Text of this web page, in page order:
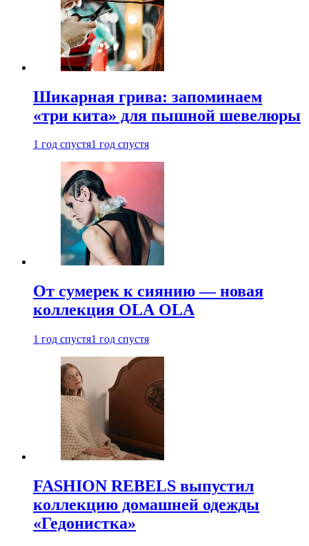
Шикарная грива: запоминаем
«три кита» для пышной шевелюры
1 год спустя1 год спустя
От сумерек к сиянию — новая
коллекция OLA OLA
1 год спустя1 год спустя
FASHION REBELS выпустил
коллекцию домашней одежды
«Гедонистка»